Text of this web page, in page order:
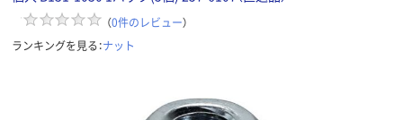
（0件のレビュー）
ランキングを見る：ナット